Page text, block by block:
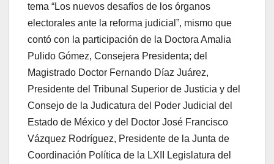
tema “Los nuevos desafíos de los órganos
electorales ante la reforma judicial”, mismo que
contó con la participación de la Doctora Amalia
Pulido Gómez, Consejera Presidenta; del
Magistrado Doctor Fernando Díaz Juárez,
Presidente del Tribunal Superior de Justicia y del
Consejo de la Judicatura del Poder Judicial del
Estado de México y del Doctor José Francisco
Vázquez Rodríguez, Presidente de la Junta de
Coordinación Política de la LXII Legislatura del